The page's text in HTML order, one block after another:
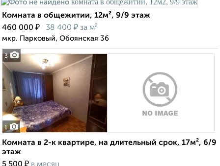
3
Комната в общежитии, 12м², 9/9 этаж
460 000 ₽ 38 400 ₽ за м²
мкр. Парковый, Обоянская 36
1
Комната в 2-к квартире, на длительный срок, 17м², 6/9
этаж
₽